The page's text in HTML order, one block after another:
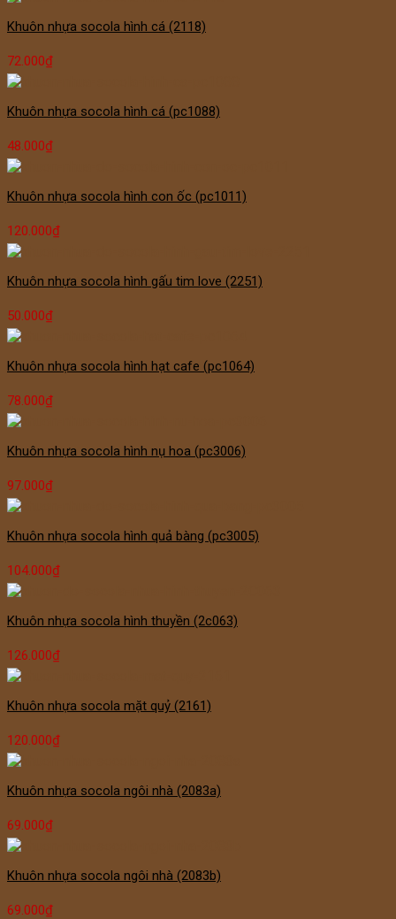
Khuôn nhựa socola hình cá (2118)
72.000₫
Khuôn nhựa socola hình cá (pc1088)
48.000₫
Khuôn nhựa socola hình con ốc (pc1011)
120.000₫
Khuôn nhựa socola hình gấu tim love (2251)
50.000₫
Khuôn nhựa socola hình hạt cafe (pc1064)
78.000₫
Khuôn nhựa socola hình nụ hoa (pc3006)
97.000₫
Khuôn nhựa socola hình quả bàng (pc3005)
104.000₫
Khuôn nhựa socola hình thuyền (2c063)
126.000₫
Khuôn nhựa socola mặt quỷ (2161)
120.000₫
Khuôn nhựa socola ngôi nhà (2083a)
69.000₫
Khuôn nhựa socola ngôi nhà (2083b)
69.000₫